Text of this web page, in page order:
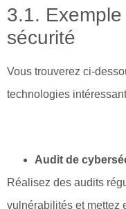
3.1.
sécurité
Vous trouverez ci-
technologies
Audit de
Réalisez des audits
vulnérabilités et mettez